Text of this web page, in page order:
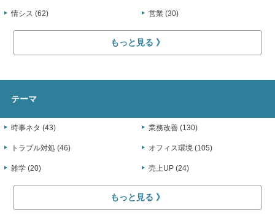
情シス (62) 営業 (30)
もっと見る
テーマ
時事ネタ (43) 業務改善 (130)
トラブル対処 (46) オフィス環境 (105)
雑学 (20) 売上UP (24)
もっと見る